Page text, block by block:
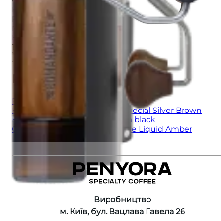
Racing Green
Матеріал:
Нержавіюча сталь
13500 ₴
Додати до кошика
Рекомендуємо також
FELICITA F47 COFFEE GRINDER
КАВОМОЛКА 1Zpresso ZP6 Special Silver Brown
КАВОМОЛКА 1Zpresso X-Ultra black
COMANDANTE C40 Nitro Blade Liquid Amber
Виробництво
м. Київ, бул. Вацлава Гавела 26